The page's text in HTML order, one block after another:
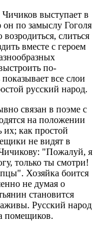
выступает в
по замыслу Гоголя
слиться
вместе с героем
по-
все слои
русский народ.
связан в поэме с
на положении
их; как простой
не видят в
"Пожалуй, я
только ты смотри!
Хозяйка боится
не думая о
становится
Русский народ
помещиков.